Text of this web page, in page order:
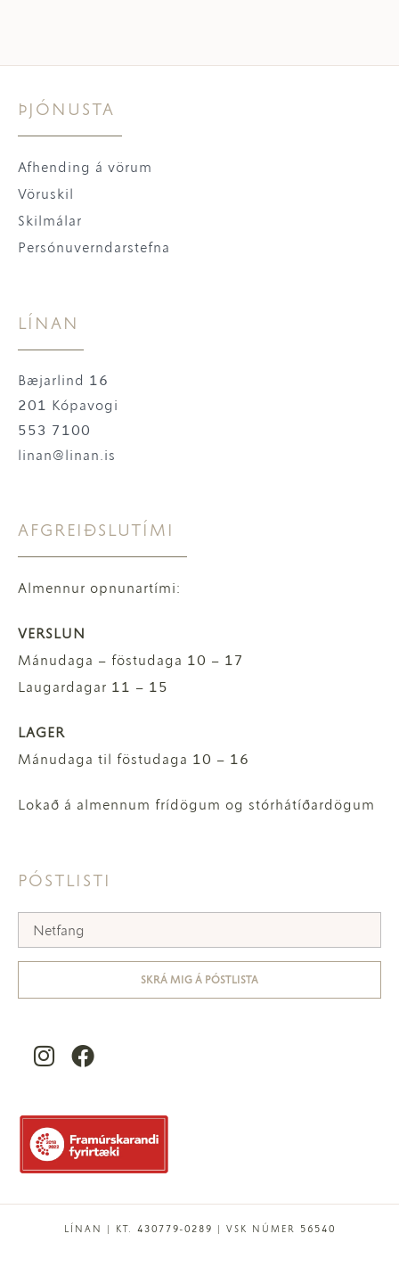
ÞJÓNUSTA
Afhending á vörum
Vöruskil
Skilmálar
Persónuverndarstefna
LÍNAN
Bæjarlind 16
201 Kópavogi
553 7100
linan@linan.is
AFGREIÐSLUTÍMI
Almennur opnunartími:
VERSLUN
Mánudaga – föstudaga 10 – 17
Laugardagar 11 – 15
LAGER
Mánudaga til föstudaga 10 – 16
Lokað á almennum frídögum og stórhátíðardögum
PÓSTLISTI
SKRÁ MIG Á PÓSTLISTA
LÍNAN | KT. 430779-0289 | VSK NÚMER 56540